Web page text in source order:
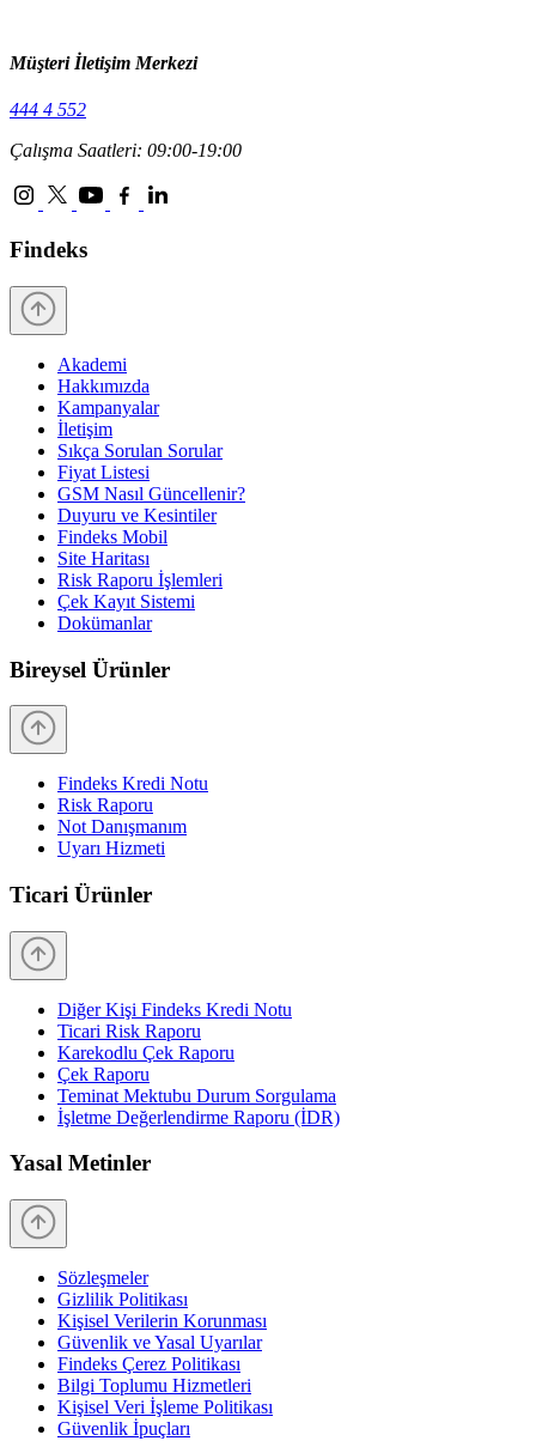
Müşteri İletişim Merkezi
444 4 552
Çalışma Saatleri: 09:00-19:00
Findeks
Akademi
Hakkımızda
Kampanyalar
İletişim
Sıkça Sorulan Sorular
Fiyat Listesi
GSM Nasıl Güncellenir?
Duyuru ve Kesintiler
Findeks Mobil
Site Haritası
Risk Raporu İşlemleri
Çek Kayıt Sistemi
Dokümanlar
Bireysel Ürünler
Findeks Kredi Notu
Risk Raporu
Not Danışmanım
Uyarı Hizmeti
Ticari Ürünler
Diğer Kişi Findeks Kredi Notu
Ticari Risk Raporu
Karekodlu Çek Raporu
Çek Raporu
Teminat Mektubu Durum Sorgulama
İşletme Değerlendirme Raporu (İDR)
Yasal Metinler
Sözleşmeler
Gizlilik Politikası
Kişisel Verilerin Korunması
Güvenlik ve Yasal Uyarılar
Findeks Çerez Politikası
Bilgi Toplumu Hizmetleri
Kişisel Veri İşleme Politikası
Güvenlik İpuçları